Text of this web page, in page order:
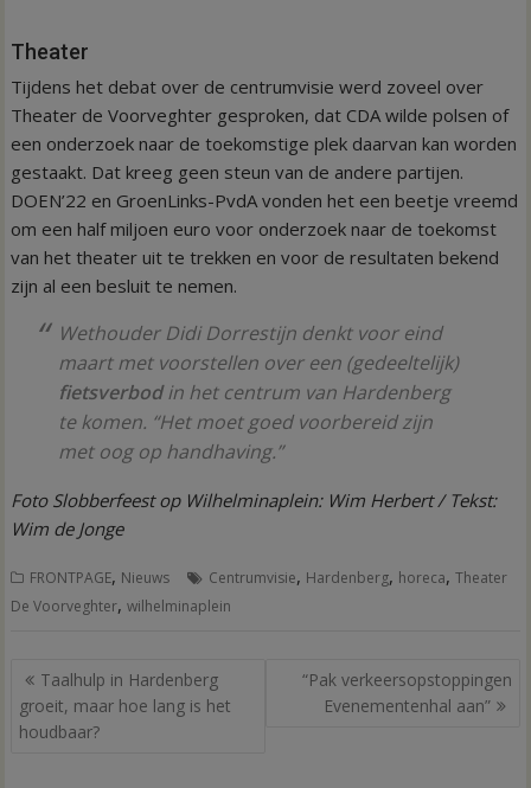
Theater
Tijdens het debat over de centrumvisie werd zoveel over
Theater de Voorveghter gesproken, dat CDA wilde polsen of
een onderzoek naar de toekomstige plek daarvan kan worden
gestaakt. Dat kreeg geen steun van de andere partijen.
DOEN’22 en GroenLinks-PvdA vonden het een beetje vreemd
om een half miljoen euro voor onderzoek naar de toekomst
van het theater uit te trekken en voor de resultaten bekend
zijn al een besluit te nemen.
Wethouder Didi Dorrestijn denkt voor eind
maart met voorstellen over een (gedeeltelijk)
fietsverbodin het centrum van Hardenberg
te komen. “Het moet goed voorbereid zijn
met oog op handhaving.”
Foto Slobberfeest op Wilhelminaplein: Wim Herbert / Tekst:
Wim de Jonge
FRONTPAGE, Nieuws Centrumvisie, Hardenberg, horeca,Theater
De Voorveghter,wilhelminaplein
Bericht
navigatie
Taalhulp in Hardenberg
groeit, maar hoe lang is het
houdbaar?
“Pak verkeersopstoppingen
Evenementenhal aan”